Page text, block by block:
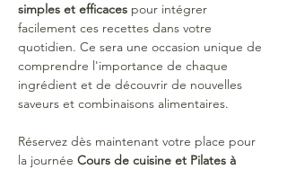
simples et efficaces pour intégrer
facilement ces recettes dans votre
quotidien. Ce sera une occasion unique de
comprendre l'importance de chaque
ingrédient et de découvrir de nouvelles
saveurs et combinaisons alimentaires.
Réservez dès maintenant votre place pour
la journée Cours de cuisine et Pilates à